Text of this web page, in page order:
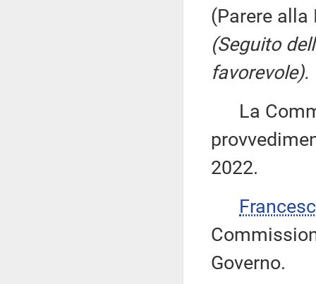
(Parere alla
(Seguito
favorevole).
La
2022.
Governo.